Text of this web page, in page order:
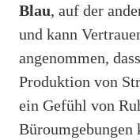
Blau, auf der
und kann
angenommen,
Produktion von
ein Gefühl von
Büroumgebungen